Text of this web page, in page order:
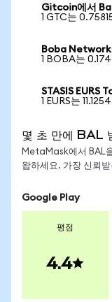
Gitcoin에서
1 GTC는
Boba Network
1 BOBA는
STASIS EURS
1 EURS는
몇 초 만에 BAL
MetaMask에서 BAL
왑하세요. 가장 신뢰
Google Play
평점
4.4